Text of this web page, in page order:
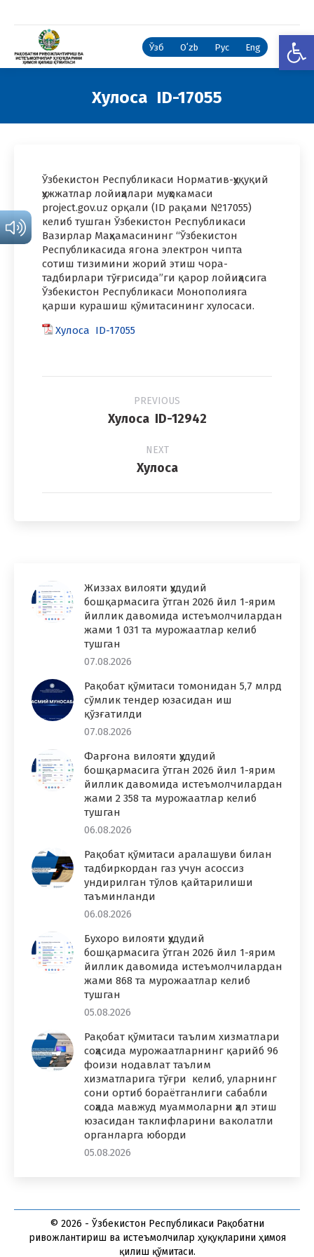
Ўзб Oʻzb Рус Eng
Хулоса ID-17055
Ўзбекистон Республикаси Норматив-ҳуқуқий
ҳужжатлар лойиҳалари муҳокамаси
project.gov.uz орқали (ID рақами №17055)
келиб тушган Ўзбекистон Республикаси
Вазирлар Маҳкамасининг “Ўзбекистон
Республикасида ягона электрон чипта
сотиш тизимини жорий этиш чора-
тадбирлари тўғрисида”ги қарор лойиҳасига
Ўзбекистон Республикаси Монополияга
қарши курашиш қўмитасининг хулосаси.
Хулоса ID-17055
PREVIOUS
Previous
Хулоса ID-12942
NEXT
Next
Хулоса
Жиззах вилояти ҳудудий
бошқармасига ўтган 2026 йил 1-ярим
йиллик давомида истеъмолчилардан
жами 1 031 та мурожаатлар келиб
тушган
07.08.2026
Рақобат қўмитаси томонидан 5,7 млрд
сўмлик тендер юзасидан иш
қўзғатилди
07.08.2026
Фарғона вилояти ҳудудий
бошқармасига ўтган 2026 йил 1-ярим
йиллик давомида истеъмолчилардан
жами 2 358 та мурожаатлар келиб
тушган
06.08.2026
Рақобат қўмитаси аралашуви билан
тадбиркордан газ учун асоссиз
ундирилган тўлов қайтарилиши
таъминланди
06.08.2026
Бухоро вилояти ҳудудий
бошқармасига ўтган 2026 йил 1-ярим
йиллик давомида истеъмолчилардан
жами 868 та мурожаатлар келиб
тушган
05.08.2026
Рақобат қўмитаси таълим хизматлари
соҳасида мурожаатларнинг қарийб 96
фоизи нодавлат таълим
хизматларига тўғри келиб, уларнинг
сони ортиб бораётганлиги сабабли
соҳада мавжуд муаммоларни ҳал этиш
юзасидан таклифларини ваколатли
органларга юборди
05.08.2026
© 2026 - Ўзбекистон Республикаси Рақобатни
ривожлантириш ва истеъмолчилар ҳуқуқларини ҳимоя
қилиш қўмитаси.